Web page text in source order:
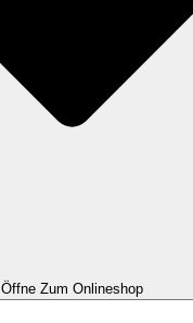
Öffne Zum Onlineshop